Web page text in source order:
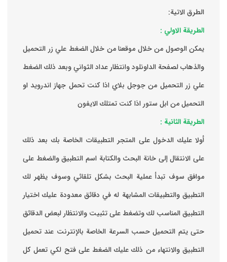
الطرق الاتية:
الطريقة الاولي :
يمكن الوصول من خلال موقعنا من خلال الضغط علي زر التحميل
والذهاب لصفحة الداونلود وانتظار عداد الثواني وبعد ذلك الضغط
علي زر التحميل من جوجل بلاي اذا كنت تحمل جهاز اندرويد او
التحميل من ابل ستور اذا كنت تمتلك الايفون
الطريقة الثانية :
‏أولا عليك الدخول على المتجر التطبيقات الخاصة بك ‏بعد ذلك
على الانتقال إلى خانة البحث والكتابة اسم التطبيق والضغط على
موافق ‏سوف تبدأ عملية البحث بشكل تلقائي وسوف يظهر لك
التطبيق والتطبيقات المشابهة له في دقائق معدودة ‏عليك اختيار
التطبيق المناسب لك وتضغط على تثبيت والانتظار لبعض الدقائق
حتى يتم التحميل حسب السرعة الخاصة بالإنترنت ‏عند تحميل
التطبيق والانتهاء من ذلك عليك الضغط على فتح لكي تعمل كل